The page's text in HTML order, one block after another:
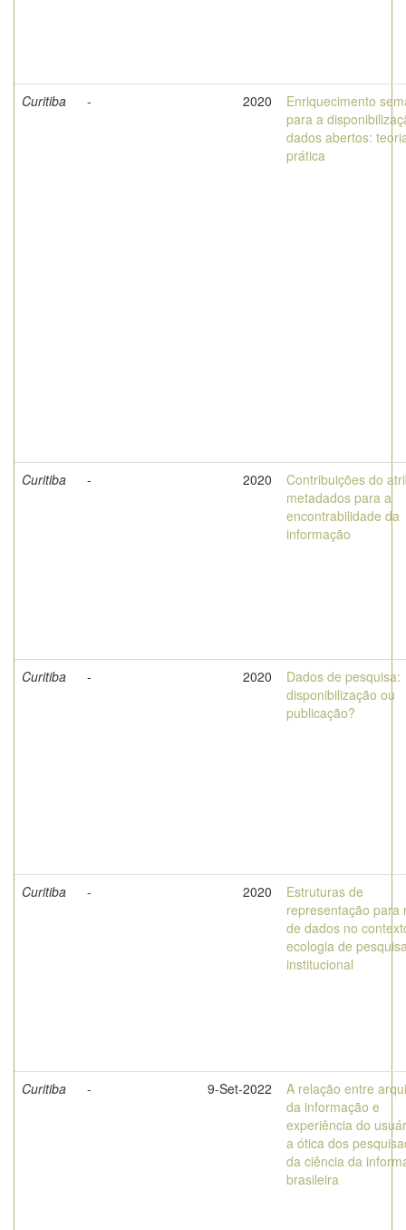
Curitiba - 2020
Enriquecimento
para a
dados abertos:
prática
Curitiba - 2020
Contribuições do
metadados para a
encontrabilidade da
informação
Curitiba - 2020
Dados de pesquisa:
disponibilização ou
publicação?
Curitiba - 2020
Estruturas de
representação para
de dados no
ecologia de
institucional
Curitiba - 9-Set-2022
A relação entre
da informação e
experiência do
a ótica dos
da ciência da
brasileira